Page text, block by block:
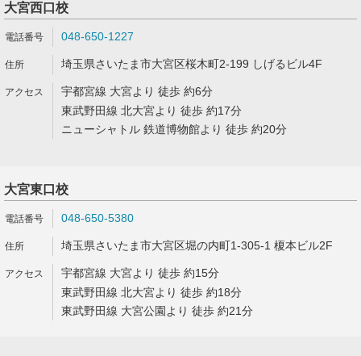
大宮西口校
048-650-1227
埼玉県さいたま市大宮区桜木町2-199 しげるビル4F
宇都宮線 大宮より 徒歩 約6分
東武野田線 北大宮より 徒歩 約17分
ニューシャトル 鉄道博物館より 徒歩 約20分
大宮東口校
048-650-5380
埼玉県さいたま市大宮区堀の内町1-305-1 榎本ビル2F
宇都宮線 大宮より 徒歩 約15分
東武野田線 北大宮より 徒歩 約18分
東武野田線 大宮公園より 徒歩 約21分